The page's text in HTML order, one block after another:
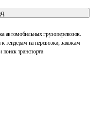
грузоперевозок.
к тендерам на перевозки, заявкам
поиск транспорта